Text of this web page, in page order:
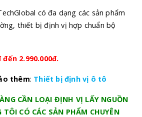
có đa dạng các sản phẩm
thiết bị định vị hợp chuẩn bộ
2.990.000đ.
thêm: Thiết bị định vị ô tô
CẦN LOẠI ĐỊNH VỊ LẤY NGUỒN
TÔI CÓ CÁC SẢN PHẨM CHUYÊN